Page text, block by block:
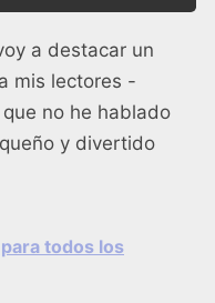
a destacar un
mis lectores -
no he hablado
y divertido
todos los